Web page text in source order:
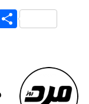
S
h
e